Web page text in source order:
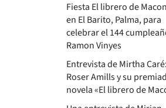
Fiesta El librero de
en El Barito, Palma, para
celebrar el 144
Ramon Vinyes
Entrevista de Mirtha Caré:
Roser Amills y su
novela «El librero de